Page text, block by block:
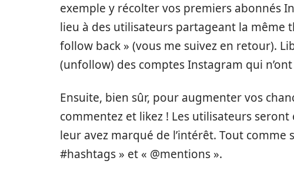
exemple y récolter vos premiers abonnés
lieu à des utilisateurs partageant la même
follow back » (vous me suivez en retour).
(unfollow) des comptes Instagram qui
Ensuite, bien sûr, pour augmenter vos
commentez et likez ! Les utilisateurs
leur avez marqué de l’intérêt. Tout comme
#hashtags » et « @mentions ».